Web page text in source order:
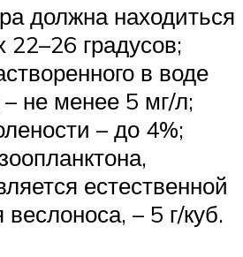
должна находиться
22–26 градусов;
в воде
не менее 5 мг/л;
– до 4%;
естественной
– 5 г/куб.